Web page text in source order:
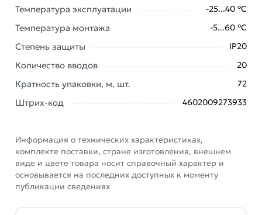
Материал изготовления коробки является
безгалогенным, что позволяет использовать изделие
в общественных местах, с высоким скоплением
Условия доставки и цены на товар Коробка
распределительная 80-0860 для с/п безгалогенная
HF 103х103х47 72шт/кор Промрукав из категории
Наши профессиональные менеджеры обработают
заказ и свяжутся с Вами для согласования условий
доставки или самовывоза. Перед оформлением
онлайн заказа рекомендуем ознакомиться с
Температура эксплуатации -25...40 °C
Температура монтажа -5...60 °C
Степень защиты IP20
Количество вводов 20
Кратность упаковки, м, шт. 72
Штрих-код 4602009273933
Информация о технических характеристиках,
комплекте поставки, стране изготовления, внешнем
виде и цвете товара носит справочный характер и
основывается на последних доступных к моменту
публикации сведениях